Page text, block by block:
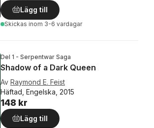
Lägg till
Skickas inom 3-6 vardagar
Del 1 - Serpentwar Saga
Shadow of a Dark Queen
Av Raymond E. Feist
Häftad, Engelska, 2015
148 kr
Lägg till